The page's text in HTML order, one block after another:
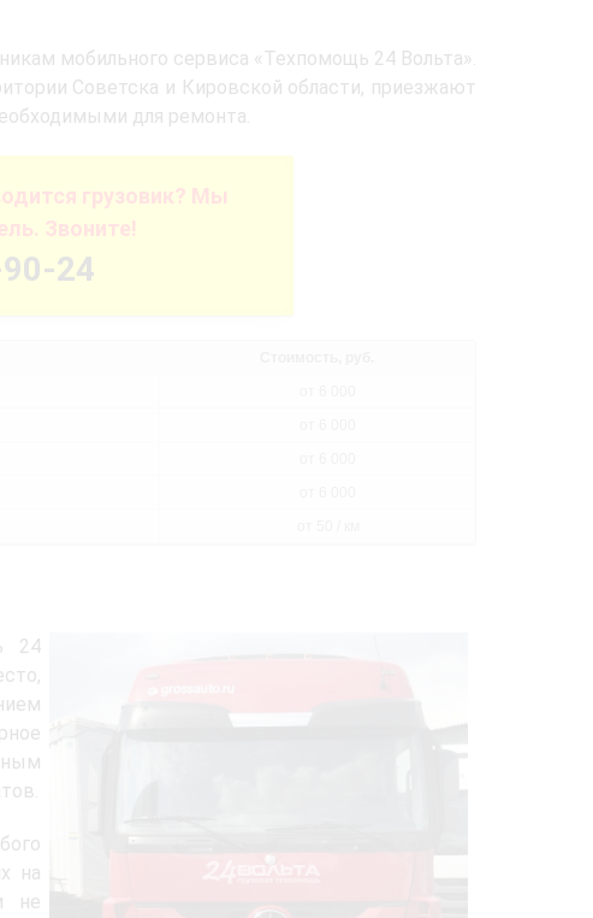
мобильного сервиса «Техпомощь 24 Вольта».
Советска и Кировской области, приезжают
для ремонта.
грузовик? Мы
Звоните!
24
24
на
не